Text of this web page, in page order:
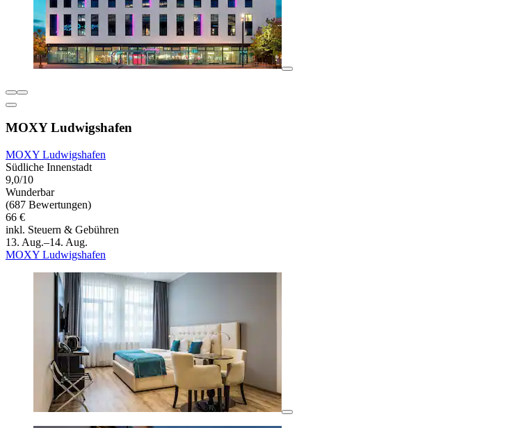
MOXY Ludwigshafen
MOXY Ludwigshafen
Südliche Innenstadt
9,0/10
Wunderbar
(687 Bewertungen)
66 €
inkl. Steuern & Gebühren
13. Aug.–14. Aug.
MOXY Ludwigshafen